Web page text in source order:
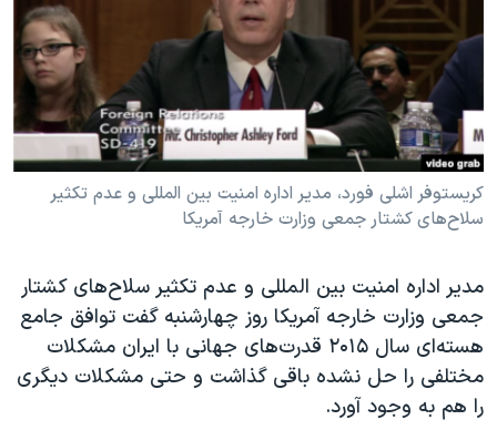
فرهنگ و زندگی
حقوق شهروندی
اقتصادی
علم و فناوری
اسرائیل در جنگ
گالری عکس
مستندها
انتخابات ریاست جمهوری آمریکا ۲۰۲۴
حمله جمهوری اسلامی به اسرائیل
رمز مهسا
ورزش زنان در ایران
اعتراضات زن، زندگی، آزادی
تریبونال مردمی آبان ۹۸
دادگاه حمید نوری
چهل سال گروگان‌گیری
قانون شفافیت دارائی کادر رهبری ایران
دنبال کنید
زبانهای مختلف
کریستوفر اشلی فورد، مدیر اداره امنیت بین المللی و عدم تکثیر
سلاح‌های کشتار جمعی وزارت خارجه آمریکا
مدیر اداره امنیت بین المللی و عدم تکثیر سلاح‌های کشتار
جمعی وزارت خارجه آمریکا روز چهارشنبه گفت توافق جامع
هسته‌ای سال ۲۰۱۵ قدرت‌های جهانی با ایران مشکلات
مختلفی را حل نشده باقی گذاشت و حتی مشکلات دیگری
را هم به وجود آورد.